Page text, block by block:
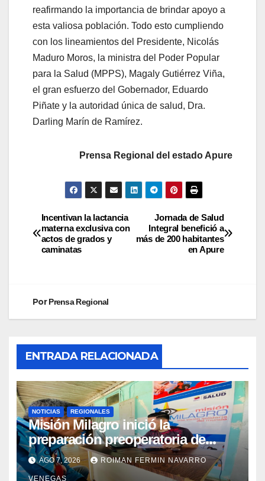
reafirmando la importancia de brindar apoyo a
esta valiosa población. Todo esto cumpliendo
con los lineamientos del Presidente, Nicolás
Maduro Moros, la ministra del Poder Popular
para la Salud (MPPS), Magaly Gutiérrez Viña,
el gran esfuerzo del Gobernador, Eduardo
Piñate y la autoridad única de salud, Dra.
Darling Marín de Ramírez.
Prensa Regional del estado Apure
Jornada de Salud
Integral benefició a
más de 200 habitantes
en Apure
Incentivan la lactancia
materna exclusiva con
actos de grados y
caminatas
PorPrensa Regional
ENTRADA RELACIONADA
NOTICIAS REGIONALES
Misión Milagro inició la
preparación preoperatoria de
cataratas en Cojedes
AGO 7, 2026 ROIMAN FERMIN NAVARRO
VENEGAS